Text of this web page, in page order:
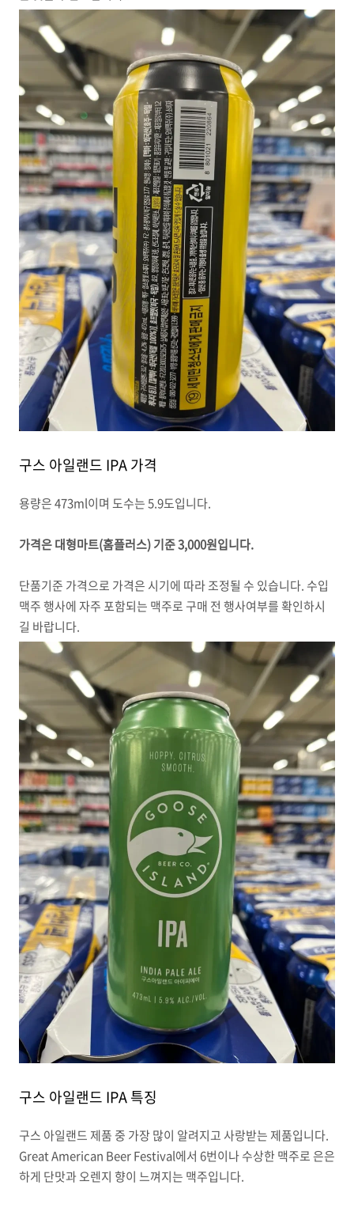
구스 아일랜드 IPA 가격
용량은 473ml이며 도수는 5.9도입니다.
가격은 대형마트(홈플러스) 기준 3,000원입니다.
단품기준 가격으로 가격은 시기에 따라 조정될 수 있습니다. 수입
맥주 행사에 자주 포함되는 맥주로 구매 전 행사여부를 확인하시
길 바랍니다.
구스 아일랜드 IPA 특징
구스 아일랜드 제품 중 가장 많이 알려지고 사랑받는 제품입니다.
Great American Beer Festival에서 6번이나 수상한 맥주로 은은
하게 단맛과 오렌지 향이 느껴지는 맥주입니다.